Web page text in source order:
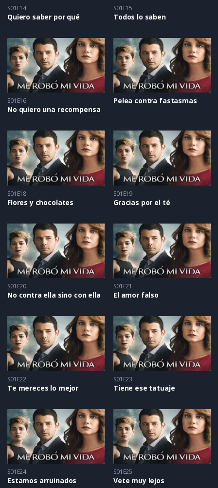
S01E14
Quiero saber por qué
S01E15
Todos lo saben
S01E16
No quiero una recompensa
Pelea contra fastasmas
S01E18
Flores y chocolates
S01E19
Gracias por el té
S01E20
No contra ella sino con ella
S01E21
El amor falso
S01E22
Te mereces lo mejor
S01E23
Tiene ese tatuaje
S01E24
Estamos arruinados
S01E25
Vete muy lejos